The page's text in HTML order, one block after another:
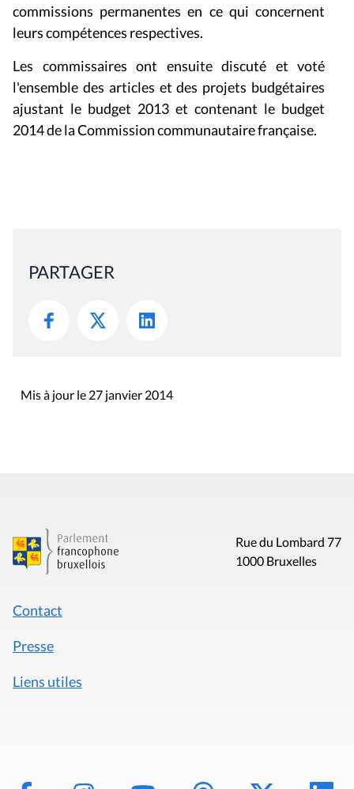
commissions permanentes en ce qui concernent
leurs compétences respectives.
Les commissaires ont ensuite discuté et voté
l'ensemble des articles et des projets budgétaires
ajustant le budget 2013 et contenant le budget
2014 de la Commission communautaire française.
PARTAGER
Mis à jour le 27 janvier 2014
Rue du Lombard 77
1000 Bruxelles
Contact
Presse
Liens utiles